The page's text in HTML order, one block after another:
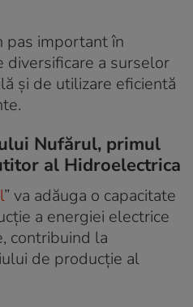
pas important în
diversificare a surselor
și de utilizare eficientă
Nufărul, primul
al Hidroelectrica
” va adăuga o capacitate
a energiei electrice
contribuind la
de producție al